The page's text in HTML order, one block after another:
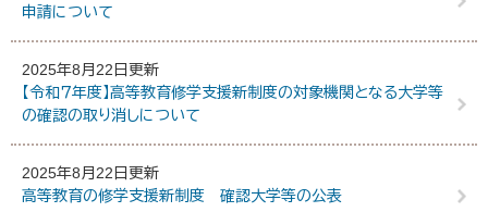
申請について
2025年8月22日更新
【令和７年度】高等教育修学支援新制度の対象機関となる大学等
の確認の取り消しについて
2025年8月22日更新
高等教育の修学支援新制度 確認大学等の公表